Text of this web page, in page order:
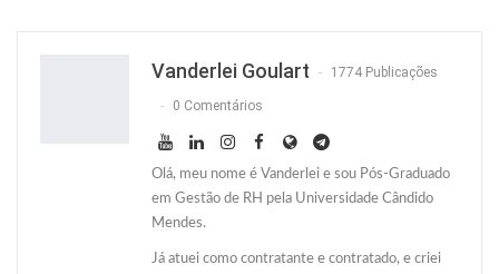
Vanderlei Goulart 1774 Publicações
0 Comentários
Olá, meu nome é Vanderlei e sou Pós-Graduado
em Gestão de RH pela Universidade Cândido
Mendes.
Já atuei como contratante e contratado, e criei